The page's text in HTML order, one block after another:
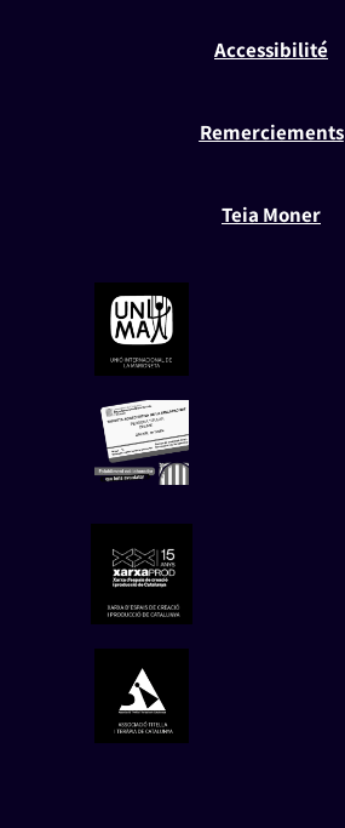
Accessibilité
Remerciements
Teia Moner